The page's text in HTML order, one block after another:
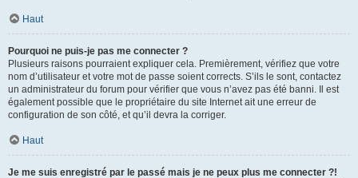
Haut
Pourquoi ne puis-je pas me connecter ?
Plusieurs raisons pourraient expliquer cela. Premièrement, vérifiez que votre
nom d’utilisateur et votre mot de passe soient corrects. S’ils le sont, contactez
un administrateur du forum pour vérifier que vous n’avez pas été banni. Il est
également possible que le propriétaire du site Internet ait une erreur de
configuration de son côté, et qu’il devra la corriger.
Haut
Je me suis enregistré par le passé mais je ne peux plus me connecter ?!